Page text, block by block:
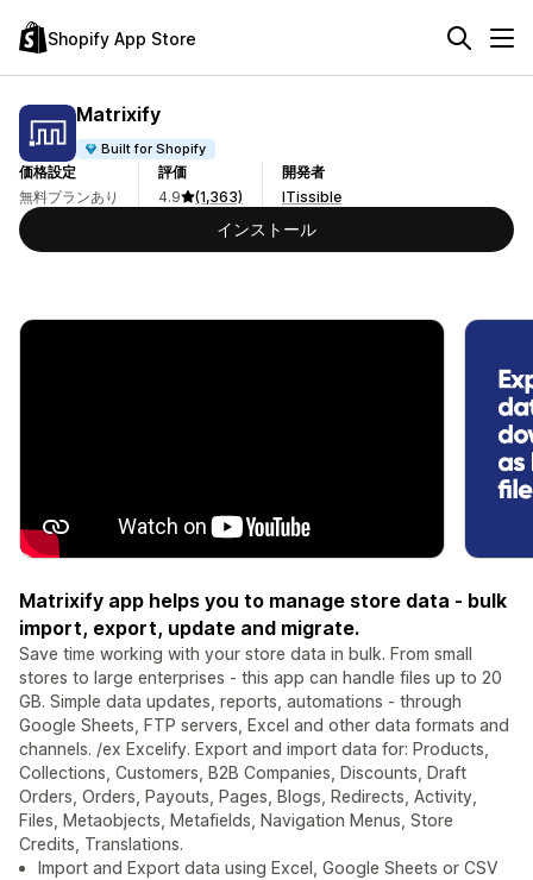
Shopify App Store
Matrixify
Built for Shopify
価格設定
無料プランあり
評価
4.9
(1,363)
開発者
ITissible
インストール
Matrixify app helps you to manage store data - bulk
import, export, update and migrate.
Save time working with your store data in bulk. From small
stores to large enterprises - this app can handle files up to 20
GB. Simple data updates, reports, automations - through
Google Sheets, FTP servers, Excel and other data formats and
channels. /ex Excelify. Export and import data for: Products,
Collections, Customers, B2B Companies, Discounts, Draft
Orders, Orders, Payouts, Pages, Blogs, Redirects, Activity,
Files, Metaobjects, Metafields, Navigation Menus, Store
Credits, Translations.
Import and Export data using Excel, Google Sheets or CSV